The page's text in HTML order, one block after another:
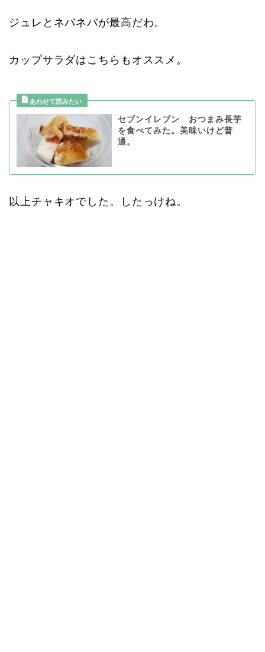
ジュレとネバネバが最高だわ。
カップサラダはこちらもオススメ。
セブンイレブン おつまみ長芋
を食べてみた。美味いけど普
通。
以上チャキオでした。したっけね。